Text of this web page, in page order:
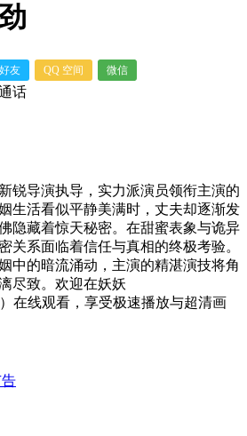
友 QQ 空间 微信
话
锐导演执导，实力派演员领衔主演的
生活看似平静美满时，丈夫却逐渐发
隐藏着惊天秘密。在甜蜜表象与诡异
关系面临着信任与真相的终极考验。
中的暗流涌动，主演的精湛演技将角
尽致。欢迎在妖妖
在线观看，享受极速播放与超清画